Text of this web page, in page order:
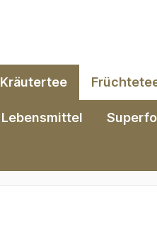
Kräutertee
Lebensmittel